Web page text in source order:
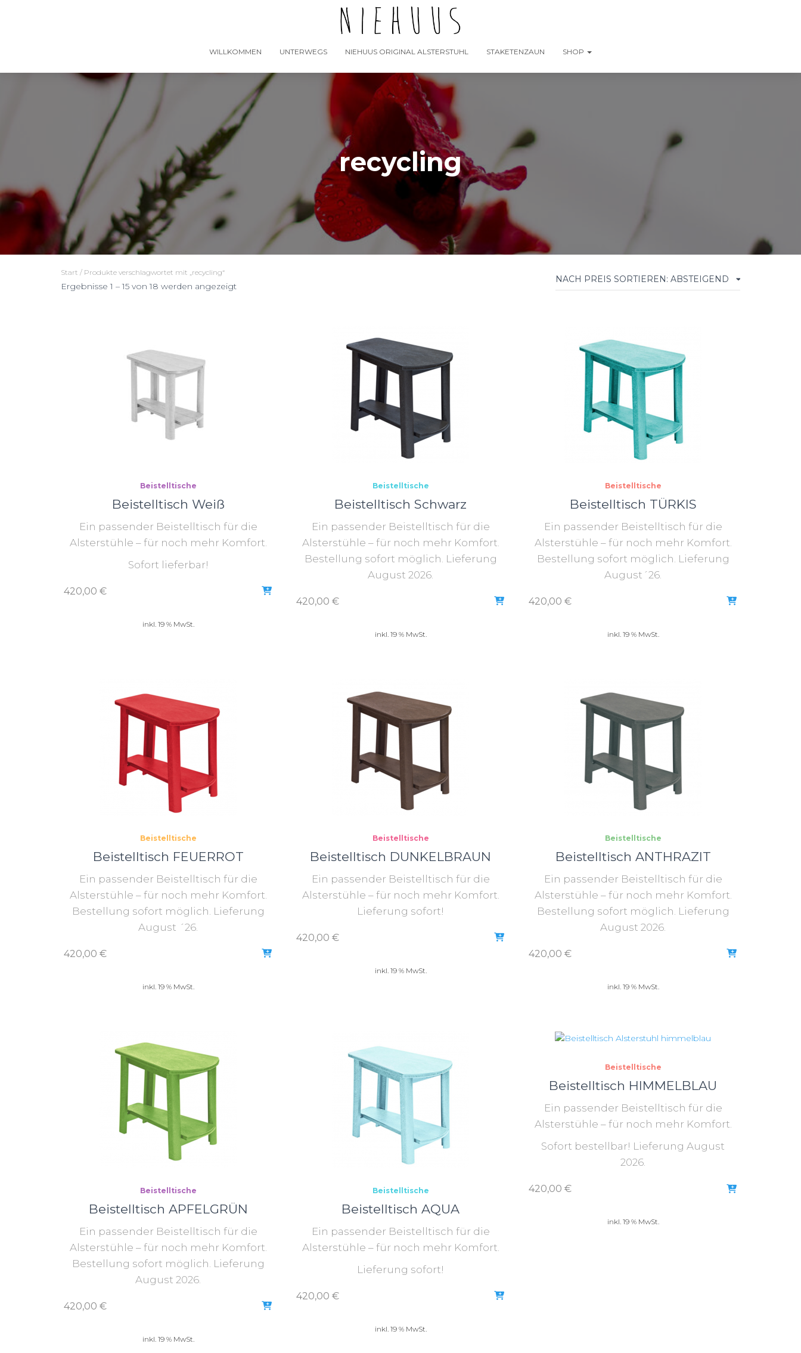
WILLKOMMEN UNTERWEGS NIEHUUS ORIGINAL ALSTERSTUHL STAKETENZAUN SHOP
recycling
Start / Produkte verschlagwortet mit „recycling“
Ergebnisse 1 – 15 von 18 werden angezeigt
Beistelltische
Beistelltisch Weiß
Ein passender Beistelltisch für die
Alsterstühle – für noch mehr Komfort.
Sofort lieferbar!
420,00 €
inkl. 19 % MwSt.
Beistelltische
Beistelltisch Schwarz
Ein passender Beistelltisch für die
Alsterstühle – für noch mehr Komfort.
Bestellung sofort möglich. Lieferung
August 2026.
420,00 €
inkl. 19 % MwSt.
Beistelltische
Beistelltisch TÜRKIS
Ein passender Beistelltisch für die
Alsterstühle – für noch mehr Komfort.
Bestellung sofort möglich. Lieferung
August´26.
420,00 €
inkl. 19 % MwSt.
Beistelltische
Beistelltisch FEUERROT
Ein passender Beistelltisch für die
Alsterstühle – für noch mehr Komfort.
Bestellung sofort möglich. Lieferung
August ´26.
420,00 €
inkl. 19 % MwSt.
Beistelltische
Beistelltisch DUNKELBRAUN
Ein passender Beistelltisch für die
Alsterstühle – für noch mehr Komfort.
Lieferung sofort!
420,00 €
inkl. 19 % MwSt.
Beistelltische
Beistelltisch ANTHRAZIT
Ein passender Beistelltisch für die
Alsterstühle – für noch mehr Komfort.
Bestellung sofort möglich. Lieferung
August 2026.
420,00 €
inkl. 19 % MwSt.
Beistelltische
Beistelltisch APFELGRÜN
Ein passender Beistelltisch für die
Alsterstühle – für noch mehr Komfort.
Bestellung sofort möglich. Lieferung
August 2026.
420,00 €
inkl. 19 % MwSt.
Beistelltische
Beistelltisch AQUA
Ein passender Beistelltisch für die
Alsterstühle – für noch mehr Komfort.
Lieferung sofort!
420,00 €
inkl. 19 % MwSt.
Beistelltische
Beistelltisch HIMMELBLAU
Ein passender Beistelltisch für die
Alsterstühle – für noch mehr Komfort.
Sofort bestellbar! Lieferung August
2026.
420,00 €
inkl. 19 % MwSt.